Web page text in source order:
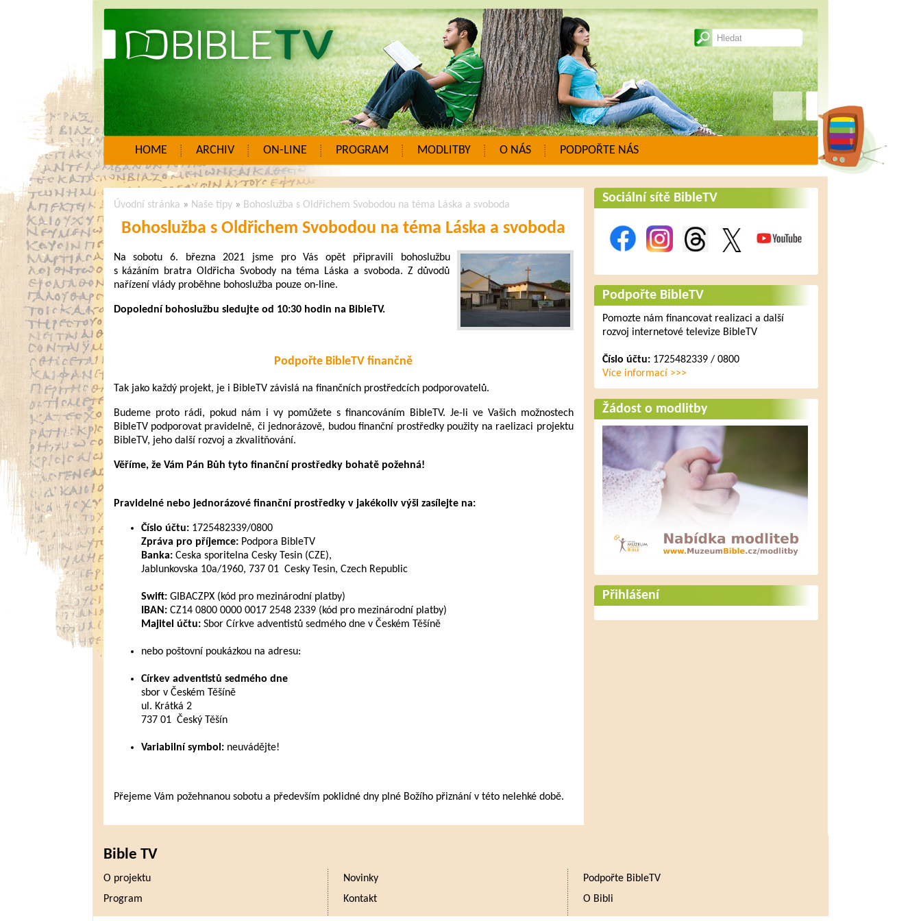
HOME ARCHIV ON-LINE PROGRAM MODLITBY O NÁS PODPOŘTE NÁS
Úvodní stránka » Naše tipy» Bohoslužba s Oldřichem Svobodou na téma Láska a svoboda
Bohoslužba s Oldřichem Svobodou na téma Láska a svoboda
Na sobotu 6. března 2021 jsme pro Vás opět připravili bohoslužbu
s kázáním bratra Oldřicha Svobody na téma Láska a svoboda. Z důvodů
nařízení vlády proběhne bohoslužba pouze on-line.
Dopolední bohoslužbu sledujte od 10:30 hodin na BibleTV.
Podpořte BibleTV finančně
Tak jako každý projekt, je i BibleTV závislá na finančních prostředcích podporovatelů.
Budeme proto rádi, pokud nám i vy pomůžete s financováním BibleTV. Je-li ve Vašich možnostech
BibleTV podporovat pravidelně, či jednorázově, budou finanční prostředky použity na raelizaci projektu
BibleTV, jeho další rozvoj a zkvalitňování.
Věříme, že Vám Pán Bůh tyto finanční prostředky bohatě požehná!
Pravidelné nebo jednorázové finanční prostředky v jakékoliv výši zasílejte na:
Číslo účtu:1725482339/0800
Zpráva pro příjemce:Podpora BibleTV
Banka:Ceska sporitelna Cesky Tesin (CZE),
Jablunkovska 10a/1960, 737 01 Cesky Tesin, Czech Republic
Swift:GIBACZPX (kód pro mezinárodní platby)
IBAN:CZ14 0800 0000 0017 2548 2339 (kód pro mezinárodní platby)
Majitel účtu:Sbor Církve adventistů sedmého dne v Českém Těšíně
nebo poštovní poukázkou na adresu:
Církev adventistů sedmého dne
sbor v Českém Těšíně
ul. Krátká 2
737 01 Český Těšín
Variabilní symbol: neuvádějte!
Přejeme Vám požehnanou sobotu a především poklidné dny plné Božího přiznání v této nelehké době.
Sociální sítě BibleTV
Podpořte BibleTV
Pomozte nám financovat realizaci a další
rozvoj internetové televize BibleTV
Číslo účtu:1725482339 / 0800
Více informací >>>
Žádost o modlitby
Přihlášení
Bible TV
O projektu Novinky
Podpořte BibleTV
Program
Kontakt O Bibli